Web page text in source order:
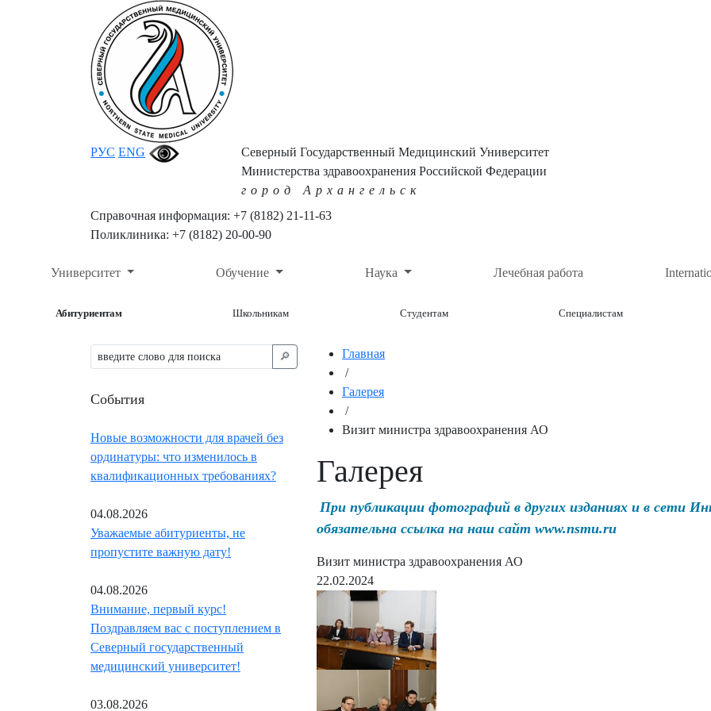
РУС ENG
Северный Государственный Медицинский Университет
Министерства здравоохранения Российской Федерации
город Архангельск
Справочная информация: +7 (8182) 21-11-63
Поликлиника: +7 (8182) 20-00-90
Университет Обучение Наука Лечебная работа
Абитуриентам Школьникам Студентам Специалистам
🔎︎
События
Новые возможности для врачей без
ординатуры: что изменилось в
квалификационных требованиях?
04.08.2026
Уважаемые абитуриенты, не
пропустите важную дату!
04.08.2026
Внимание, первый курс!
Поздравляем вас с поступлением в
Северный государственный
медицинский университет!
03.08.2026
Главная
/
Галерея
/
Визит министра здравоохранения АО
Галерея
При публикации фотографий в других изданиях и в сети
обязательна ссылка на наш сайт www.nsmu.ru
Визит министра здравоохранения АО
22.02.2024